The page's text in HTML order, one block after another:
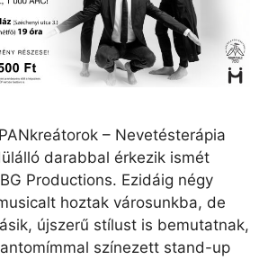
– Nevetésterápia
darabbal érkezik ismét
Productions. Ezidáig négy
hoztak városunkba, de
újszerű stílust is bemutatnak,
színezett stand-up